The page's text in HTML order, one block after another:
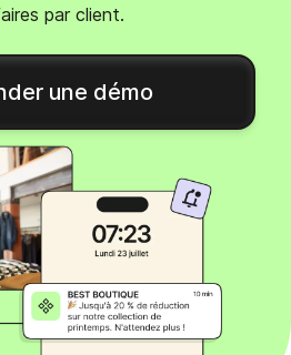
par client.
une démo